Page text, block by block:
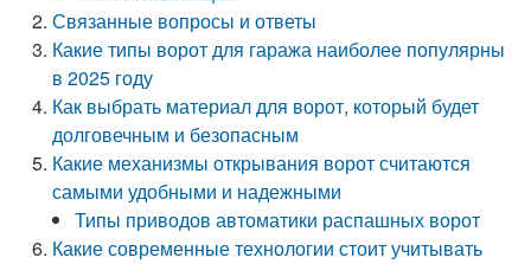
Связанные вопросы и ответы
Какие типы ворот для гаража наиболее популярны
в 2025 году
Как выбрать материал для ворот, который будет
долговечным и безопасным
Какие механизмы открывания ворот считаются
самыми удобными и надежными
Типы приводов автоматики распашных ворот
Какие современные технологии стоит учитывать